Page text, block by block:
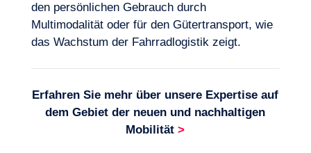
den persönlichen Gebrauch durch
Multimodalität oder für den Gütertransport, wie
das Wachstum der Fahrradlogistik zeigt.
Erfahren Sie mehr über unsere Expertise auf
dem Gebiet der neuen und nachhaltigen
Mobilität >